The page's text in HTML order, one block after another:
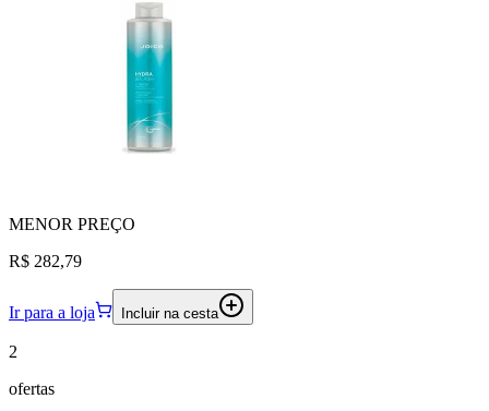
MENOR PREÇO
R$ 282,79
Ir para a loja Incluir na cesta
2
ofertas